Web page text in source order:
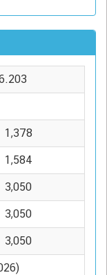
1,378
1,584
3,050
3,050
3,050